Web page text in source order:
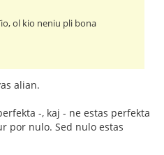
ol kio neniu pli bona
alian.
-, kaj - ne estas perfekta
por nulo. Sed nulo estas